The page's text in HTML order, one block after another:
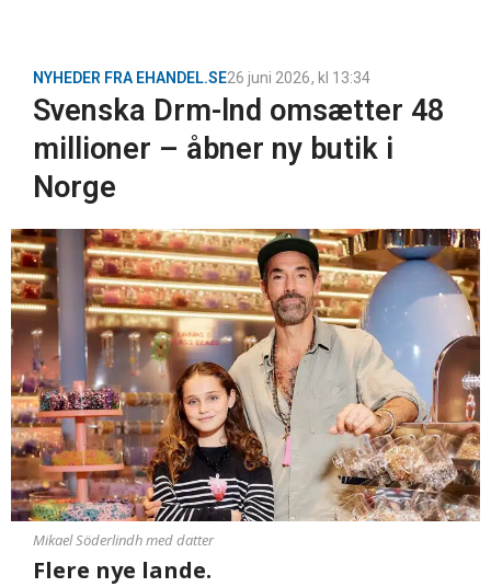
NYHEDER FRA EHANDEL.SE26 juni 2026, kl 13:34
Svenska Drm-lnd omsætter 48
millioner – åbner ny butik i
Norge
Mikael Söderlindh med datter
Flere nye lande.